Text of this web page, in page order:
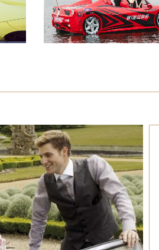
瀏覽攝影作品